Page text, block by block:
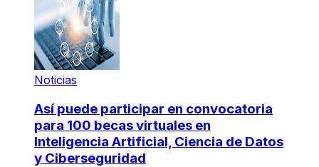
Noticias
Así puede participar en convocatoria
para 100 becas virtuales en
Inteligencia Artificial, Ciencia de Datos
y Ciberseguridad